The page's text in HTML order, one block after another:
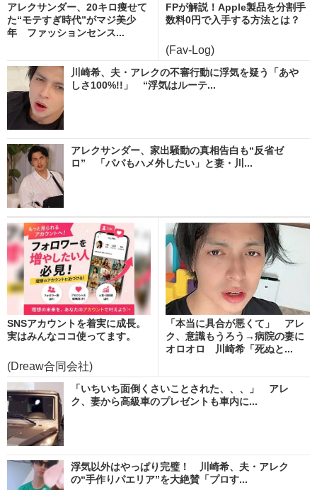
アレクサンダー、20キロ痩せて
た“モテすぎ時代”がマジ美少
年 ファッションセンス...
FPが解説！Apple製品を分割手
数料0円で入手する方法とは？
(Fav-Log)
川崎希、夫・アレクの不審行動に浮気を疑う「あや
しさ100%!!」 “浮気はルーテ...
アレクサンダー、家出騒動の真相告白も“反省ゼ
ロ” 「パパもハメ外したい」と妻・川...
SNSアカウントを着実に成長。
実はみんなココ使ってます。
(Dreaw合同会社)
「本当に具合が悪くて」 アレ
ク、意識もうろう→病院の妻に
オロオロ 川崎希「死ぬと...
「いちいち面倒くさいことされた、、、」 アレ
ク、妻から高級車のプレゼントも車内に...
浮気以外はやっぱり完璧！ 川崎希、夫・アレク
の“手作りパエリア”を大絶賛「プロす...